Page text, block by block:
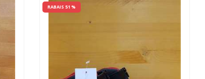
RABAIS 51 %